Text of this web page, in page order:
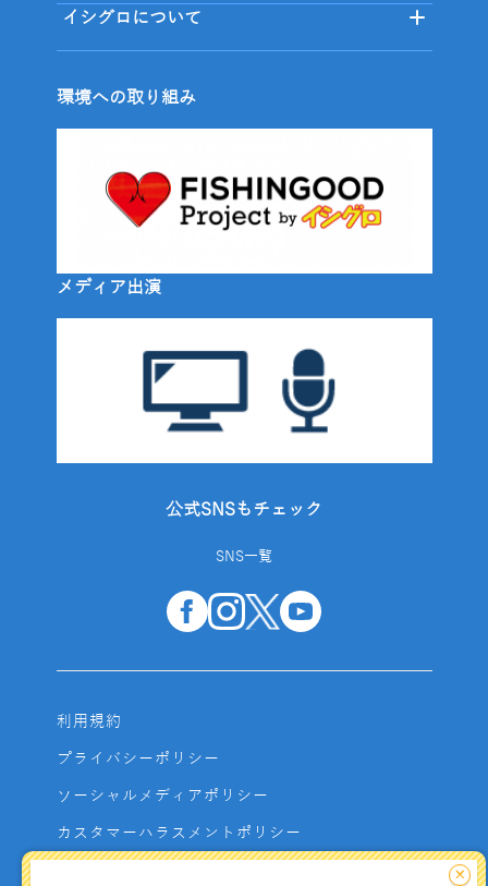
イシグロについて
環境への取り組み
メディア出演
公式SNSもチェック
SNS一覧
利用規約
プライバシーポリシー
ソーシャルメディアポリシー
カスタマーハラスメントポリシー
×